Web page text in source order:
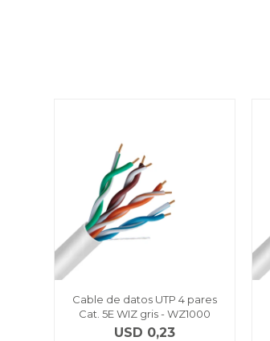
Cable de datos UTP 4 pares
Cat. 5E WIZ gris - WZ1000
USD 0,23